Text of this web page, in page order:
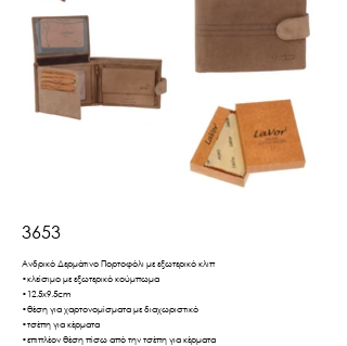
3653
Ανδρικό Δερμάτινο Πορτοφόλι με εξωτερικό κλιπ
•κλείσιμο με εξωτερικό κούμπωμα
•12.5x9.5cm
•θέση για χαρτονομίσματα με διαχωριστικό
•τσέπη για κέρματα
•επιπλέον θέση πίσω από την τσέπη για κέρματα